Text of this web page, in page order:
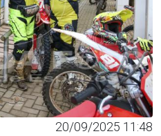
20/09/2025 11:48